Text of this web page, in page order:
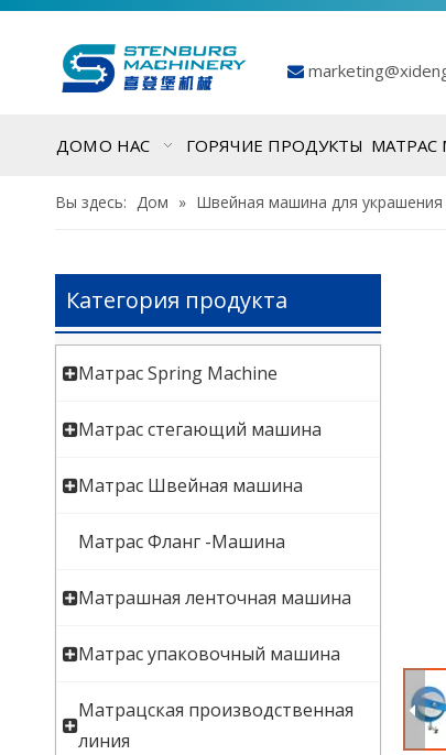

ДОМО НАС ГОРЯЧИЕ ПРОДУКТЫ
Вы здесь: Дом » Швейная машина для украшения
Категория продукта
Матрас Spring Machine
Матрас стегающий машина
Матрас Швейная машина
Матрас Фланг -Машина
Матрашная ленточная машина
Матрас упаковочный машина
Матрацская производственная
линия